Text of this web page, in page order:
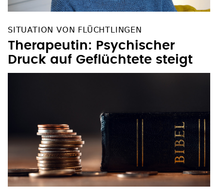
SITUATION VON FLÜCHTLINGEN
Therapeutin: Psychischer
Druck auf Geflüchtete steigt